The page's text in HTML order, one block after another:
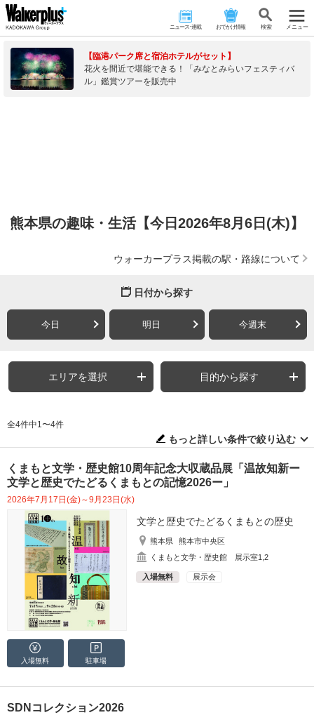
ニュース･連載 おでかけ情報 検 索 メニュー
【臨港パーク席と宿泊ホテルがセット】
花火を間近で堪能できる！「みなとみらいフェスティバ
ル」鑑賞ツアーを販売中
熊本県の趣味・生活【今日2026年8月6日(木)】
ウォーカープラス掲載の駅・路線について
日付から探す
今日 明日 今週末
エリアを選択 目的から探す
全4件中1〜4件
もっと詳しい条件で絞り込む
くまもと文学・歴史館10周年記念大収蔵品展「温故知新ー
文学と歴史でたどるくまもとの記憶2026ー」
2026年7月17日(金)～9月23日(水)
文学と歴史でたどるくまもとの歴史
熊本県
熊本市中央区
くまもと文学・歴史館 展示室1,2
入場無料 展示会
入場無料 駐車場
SDNコレクション2026